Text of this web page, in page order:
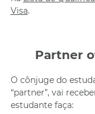
Visa.
Partner
O cônjuge do
“partner”, vai
estudante faça: